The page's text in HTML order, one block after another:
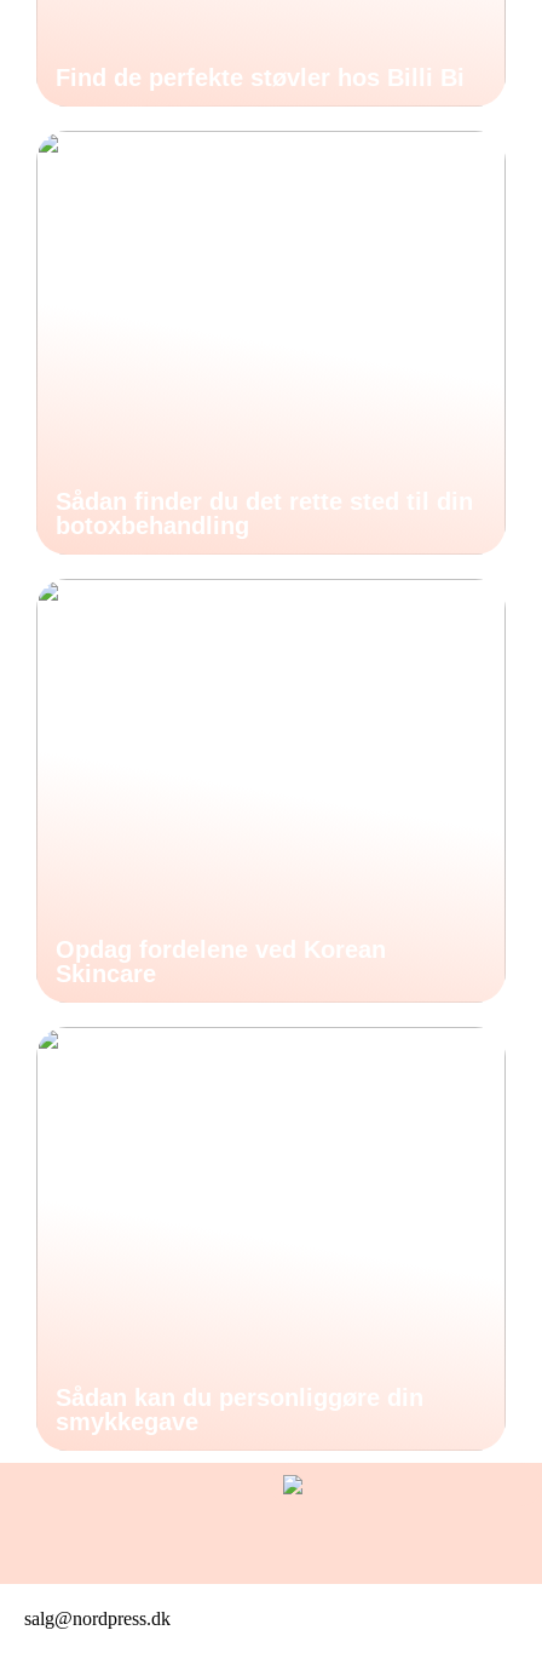
Find de perfekte støvler hos Billi Bi
Sådan finder du det rette sted til din
botoxbehandling
Opdag fordelene ved Korean
Skincare
Sådan kan du personliggøre din
smykkegave
salg@nordpress.dk